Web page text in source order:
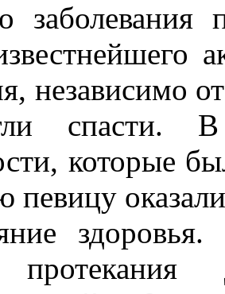
независимо
спасти.
которые
певицу